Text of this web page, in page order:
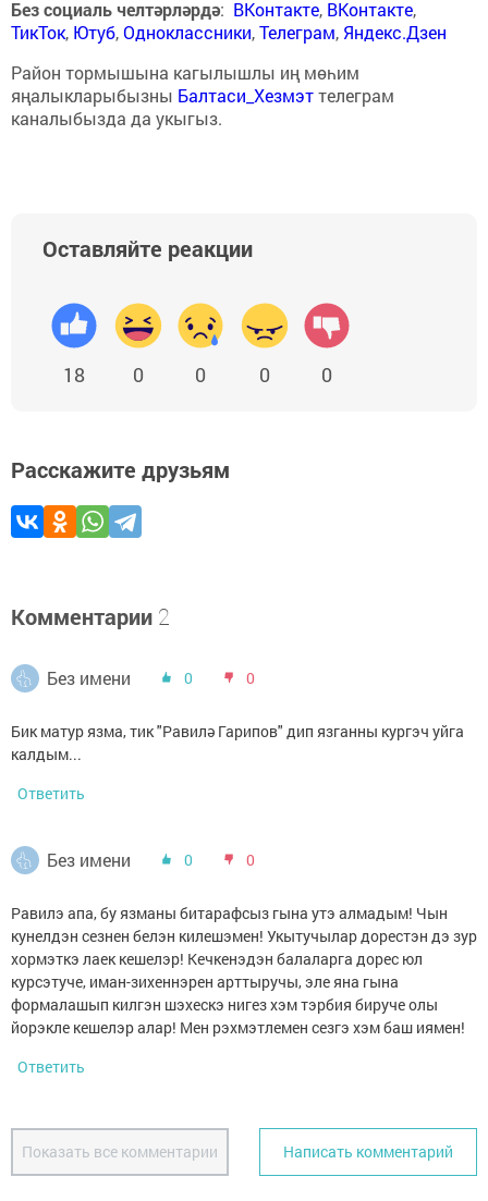
Без социаль челтәрләрдә: ВКонтакте, ВКонтакте,
ТикТок, Ютуб,Одноклассники,Телеграм, Яндекс.Дзен
Район тормышына кагылышлы иң мөһим
яңалыкларыбызны Балтаси_Хезмэттелеграм
каналыбызда да укыгыз.
Оставляйте реакции
18 0 0 0 0
Расскажите друзьям
Комментарии 2
Без имени 0 0
Бик матур язма, тик "Равилә Гарипов" дип язганны кургэч уйга
калдым...
Ответить
Без имени 0 0
Равилэ апа, бу язманы битарафсыз гына утэ алмадым! Чын
кунелдэн сезнен белэн килешэмен! Укытучылар дорестэн дэ зур
хормэткэ лаек кешелэр! Кечкенэдэн балаларга дорес юл
курсэтуче, иман-зихеннэрен арттыручы, эле яна гына
формалашып килгэн шэхескэ нигез хэм тэрбия бируче олы
йорэкле кешелэр алар! Мен рэхмэтлемен сезгэ хэм баш иямен!
Ответить
Показать все комментарии Написать комментарий